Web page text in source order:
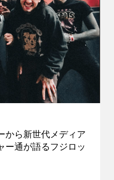
から新世代メディア
ー通が語るフジロッ